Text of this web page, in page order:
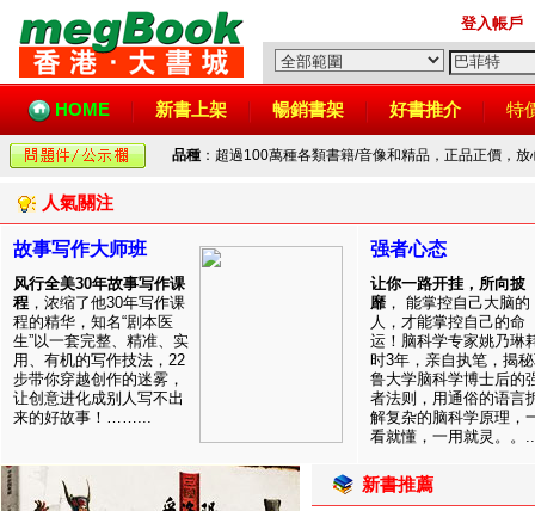
登入帳戶
HOME 新書上架 暢銷書架 好書推介 特
品種 ：超過100萬種各類書籍/音像和精品，正品正價，
人氣關注
故事写作大师班
风行全美30年故事写作课
程 ，浓缩了他30年写作课
程的精华，知名“剧本医
生”以一套完整、精准、实
用、有机的写作技法，22
步带你穿越创作的迷雾，
让创意进化成别人写不出
来的好故事！……...
强者心态
让你一路开挂，所向披
靡 ， 能掌控自己大脑的
人，才能掌控自己的命
运！脑科学专家姚乃琳
时3年，亲自执笔，揭
鲁大学脑科学博士后的
者法则，用通俗的语言
解复杂的脑科学原理，
看就懂，一用就灵。。
新書推薦